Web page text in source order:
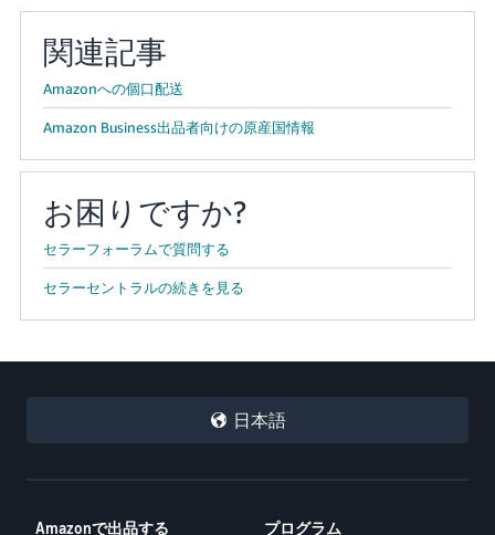
関連記事
Amazonへの個口配送
Amazon Business出品者向けの原産国情報
お困りですか?
セラーフォーラムで質問する
セラーセントラルの続きを見る
日本語
Amazonで出品する プログラム